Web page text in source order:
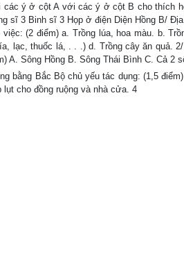
các ý ở cột A với các ý ở cột B cho thích
sĩ 3 Binh sĩ 3 Họp ở điện Diện Hồng B/
(2 điểm) a. Trồng lúa, hoa màu. b.
lạc, thuốc lá, . . .) d. Trồng cây ăn quả.
A. Sông Hồng B. Sông Thái Bình C. Cả 2
bằng Bắc Bộ chủ yếu tác dụng: (1,5
lụt cho đồng ruộng và nhà cửa. 4